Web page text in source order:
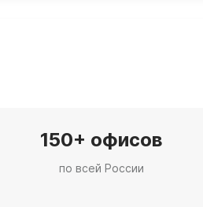
150+ офисов
по всей России